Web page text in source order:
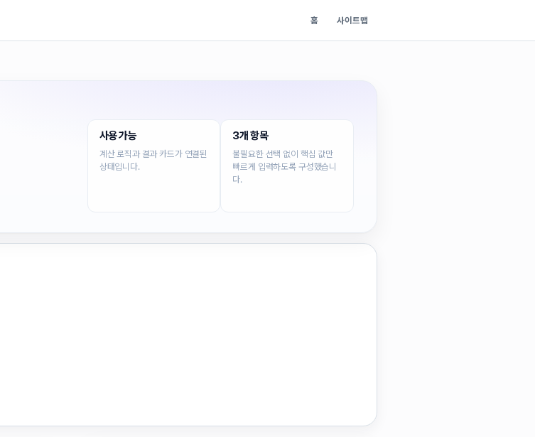
홈 사이트맵
사용 가능
계산 로직과 결과 카드가 연결된
상태입니다.
3개 항목
불필요한 선택 없이 핵심 값만
빠르게 입력하도록 구성했습니
다.